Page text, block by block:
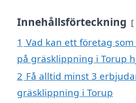
Innehållsförteckning
1 Vad kan ett företag
på gräsklippning i Torup
2 Få alltid minst 3
gräsklippning i Torup